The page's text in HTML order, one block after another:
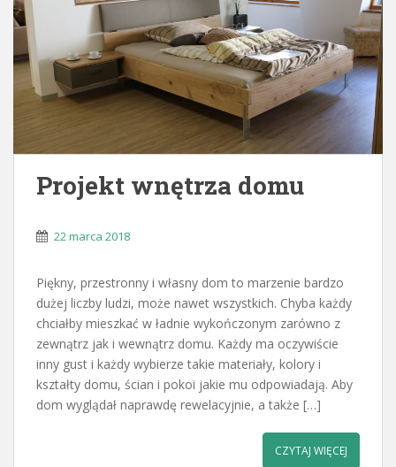
Projekt wnętrza domu
22 marca 2018
Piękny, przestronny i własny dom to marzenie bardzo
dużej liczby ludzi, może nawet wszystkich. Chyba każdy
chciałby mieszkać w ładnie wykończonym zarówno z
zewnątrz jak i wewnątrz domu. Każdy ma oczywiście
inny gust i każdy wybierze takie materiały, kolory i
kształty domu, ścian i pokoi jakie mu odpowiadają. Aby
dom wyglądał naprawdę rewelacyjnie, a także […]
CZYTAJ WIĘCEJ